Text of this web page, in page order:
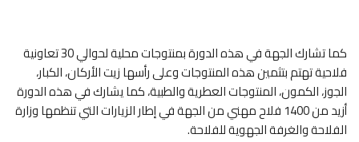
كما تشارك الجهة في هذه الدورة بمنتوجات محلية لحوالي 30 تعاونية
فلاحية تهتم بتثمين هذه المنتوجات وعلى رأسها زيت الأركان، الكبار،
الجوز، الكمون، المنتوجات العطرية والطبية، كما يشارك في هذه الدورة
أزيد من 1400 فلاح مهني من الجهة في إطار الزيارات التي تنظمها وزارة
الفلاحة والغرفة الجهوية للفلاحة.